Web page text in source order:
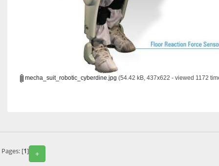
mecha_suit_robotic_cyberdine.jpg (54.42 kB, 437x622 - viewed 1172
+
Pages: [1]